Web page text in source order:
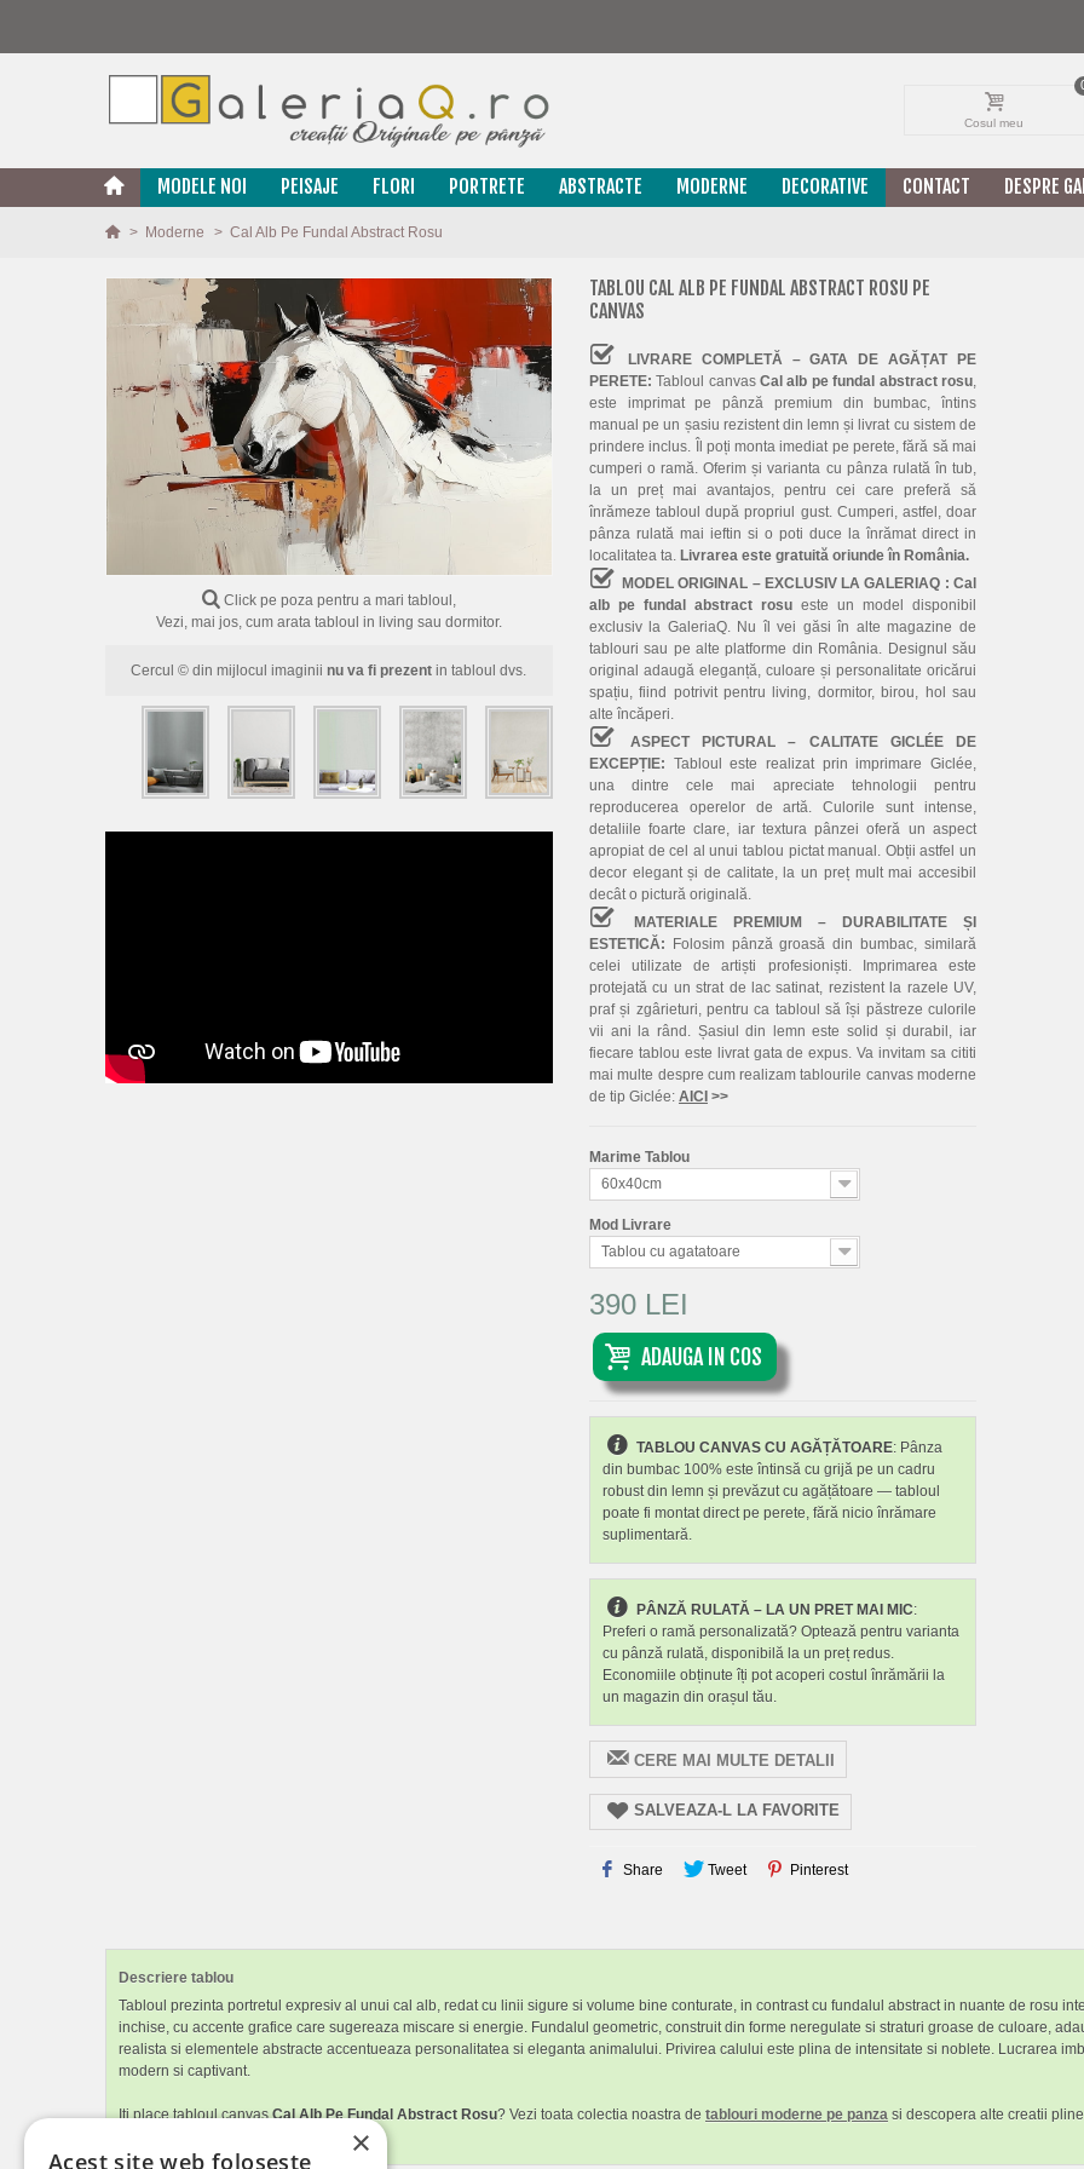
Cosul meu
MODELE NOI PEISAJE FLORI PORTRETE ABSTRACTE MODERNE DECORATIVE CONTACT DESPRE
> Moderne > Cal Alb Pe Fundal Abstract Rosu
Click pe poza pentru a mari tabloul,
Vezi, mai jos, cum arata tabloul in living sau dormitor.
Cercul © din mijlocul imaginiinu va fi prezent in tabloul dvs.
TABLOU CAL ALB PE FUNDAL ABSTRACT ROSU PE
CANVAS
LIVRARE COMPLETĂ – GATA DE AGĂȚAT PE
PERETE:Tabloul canvasCal alb pe fundal abstract rosu,
este imprimat pe pânză premium din bumbac, întins
manual pe un șasiu rezistent din lemn și livrat cu sistem de
prindere inclus. Îl poți monta imediat pe perete, fără să mai
cumperi o ramă. Oferim și varianta cu pânza rulată în tub,
la un preț mai avantajos, pentru cei care preferă să
înrămeze tabloul după propriul gust. Cumperi, astfel, doar
pânza rulată mai ieftin si o poti duce la înrămat direct in
localitatea ta. Livrarea este gratuită oriunde în România.
MODEL ORIGINAL – EXCLUSIV LA GALERIAQ : Cal
alb pe fundal abstract rosueste un model disponibil
exclusiv la GaleriaQ. Nu îl vei găsi în alte magazine de
tablouri sau pe alte platforme din România. Designul său
original adaugă eleganță, culoare și personalitate oricărui
spațiu, fiind potrivit pentru living, dormitor, birou, hol sau
alte încăperi.
ASPECT PICTURAL – CALITATE GICLÉE DE
EXCEPȚIE: Tabloul este realizat prin imprimare Giclée,
una dintre cele mai apreciate tehnologii pentru
reproducerea operelor de artă. Culorile sunt intense,
detaliile foarte clare, iar textura pânzei oferă un aspect
apropiat de cel al unui tablou pictat manual. Obții astfel un
decor elegant și de calitate, la un preț mult mai accesibil
decât o pictură originală.
MATERIALE PREMIUM – DURABILITATE ȘI
ESTETICĂ: Folosim pânză groasă din bumbac, similară
celei utilizate de artiști profesioniști. Imprimarea este
protejată cu un strat de lac satinat, rezistent la razele UV,
praf și zgârieturi, pentru ca tabloul să își păstreze culorile
vii ani la rând. Șasiul din lemn este solid și durabil, iar
fiecare tablou este livrat gata de expus. Va invitam sa cititi
mai multe despre cum realizam tablourile canvas moderne
de tip Giclée: AICI>>
Marime Tablou
60x40cm
Mod Livrare
Tablou cu agatatoare
390 LEI
ADAUGA IN COS
TABLOU CANVAS CU AGĂȚĂTOARE: Pânza
din bumbac 100% este întinsă cu grijă pe un cadru
robust din lemn și prevăzut cu agățătoare — tabloul
poate fi montat direct pe perete, fără nicio înrămare
suplimentară.
PÂNZĂ RULATĂ – LA UN PRET MAI MIC:
Preferi o ramă personalizată? Optează pentru varianta
cu pânză rulată, disponibilă la un preț redus.
Economiile obținute îți pot acoperi costul înrămării la
un magazin din orașul tău.
CERE MAI MULTE DETALII
SALVEAZA-L LA FAVORITE
Share Tweet Pinterest
Descriere tablou
Tabloul prezinta portretul expresiv al unui cal alb, redat cu linii sigure si volume bine conturate, in contrast cu fundalul abstract in nuante de rosu
inchise, cu accente grafice care sugereaza miscare si energie. Fundalul geometric, construit din forme neregulate si straturi groase de culoare,
realista si elementele abstracte accentueaza personalitatea si eleganta animalului. Privirea calului este plina de intensitate si noblete. Lucrarea
modern si captivant.
Iti place tabloul canvasCal Alb Pe Fundal Abstract Rosu? Vezi toata colectia noastra de tablouri moderne pe panza si descopera alte creatii
×
Acest site web folosește